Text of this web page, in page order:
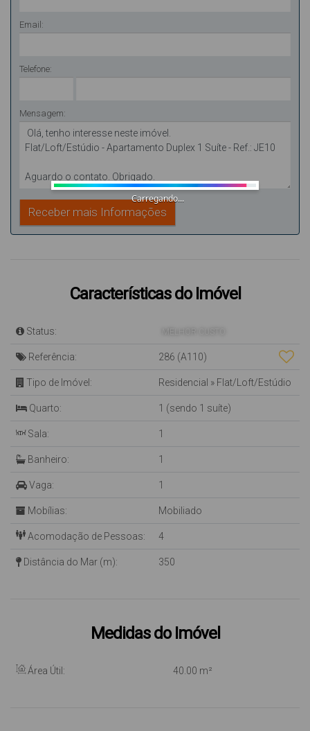
Email:
Telefone:
Mensagem:
Características do Imóvel
Status:
Referência: 286 (A110)
Tipo de Imóvel: Residencial » Flat/Loft/Estúdio
Quarto: 1 (sendo 1 suíte)
Sala: 1
Banheiro: 1
Vaga: 1
Mobílias: Mobiliado
Acomodação de Pessoas: 4
Distância do Mar (m): 350
Medidas do Imóvel
Área Útil: 40 .00 m²
Carregando...